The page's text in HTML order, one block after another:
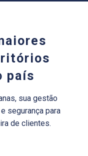
país
sua gestão
segurança para
de clientes.